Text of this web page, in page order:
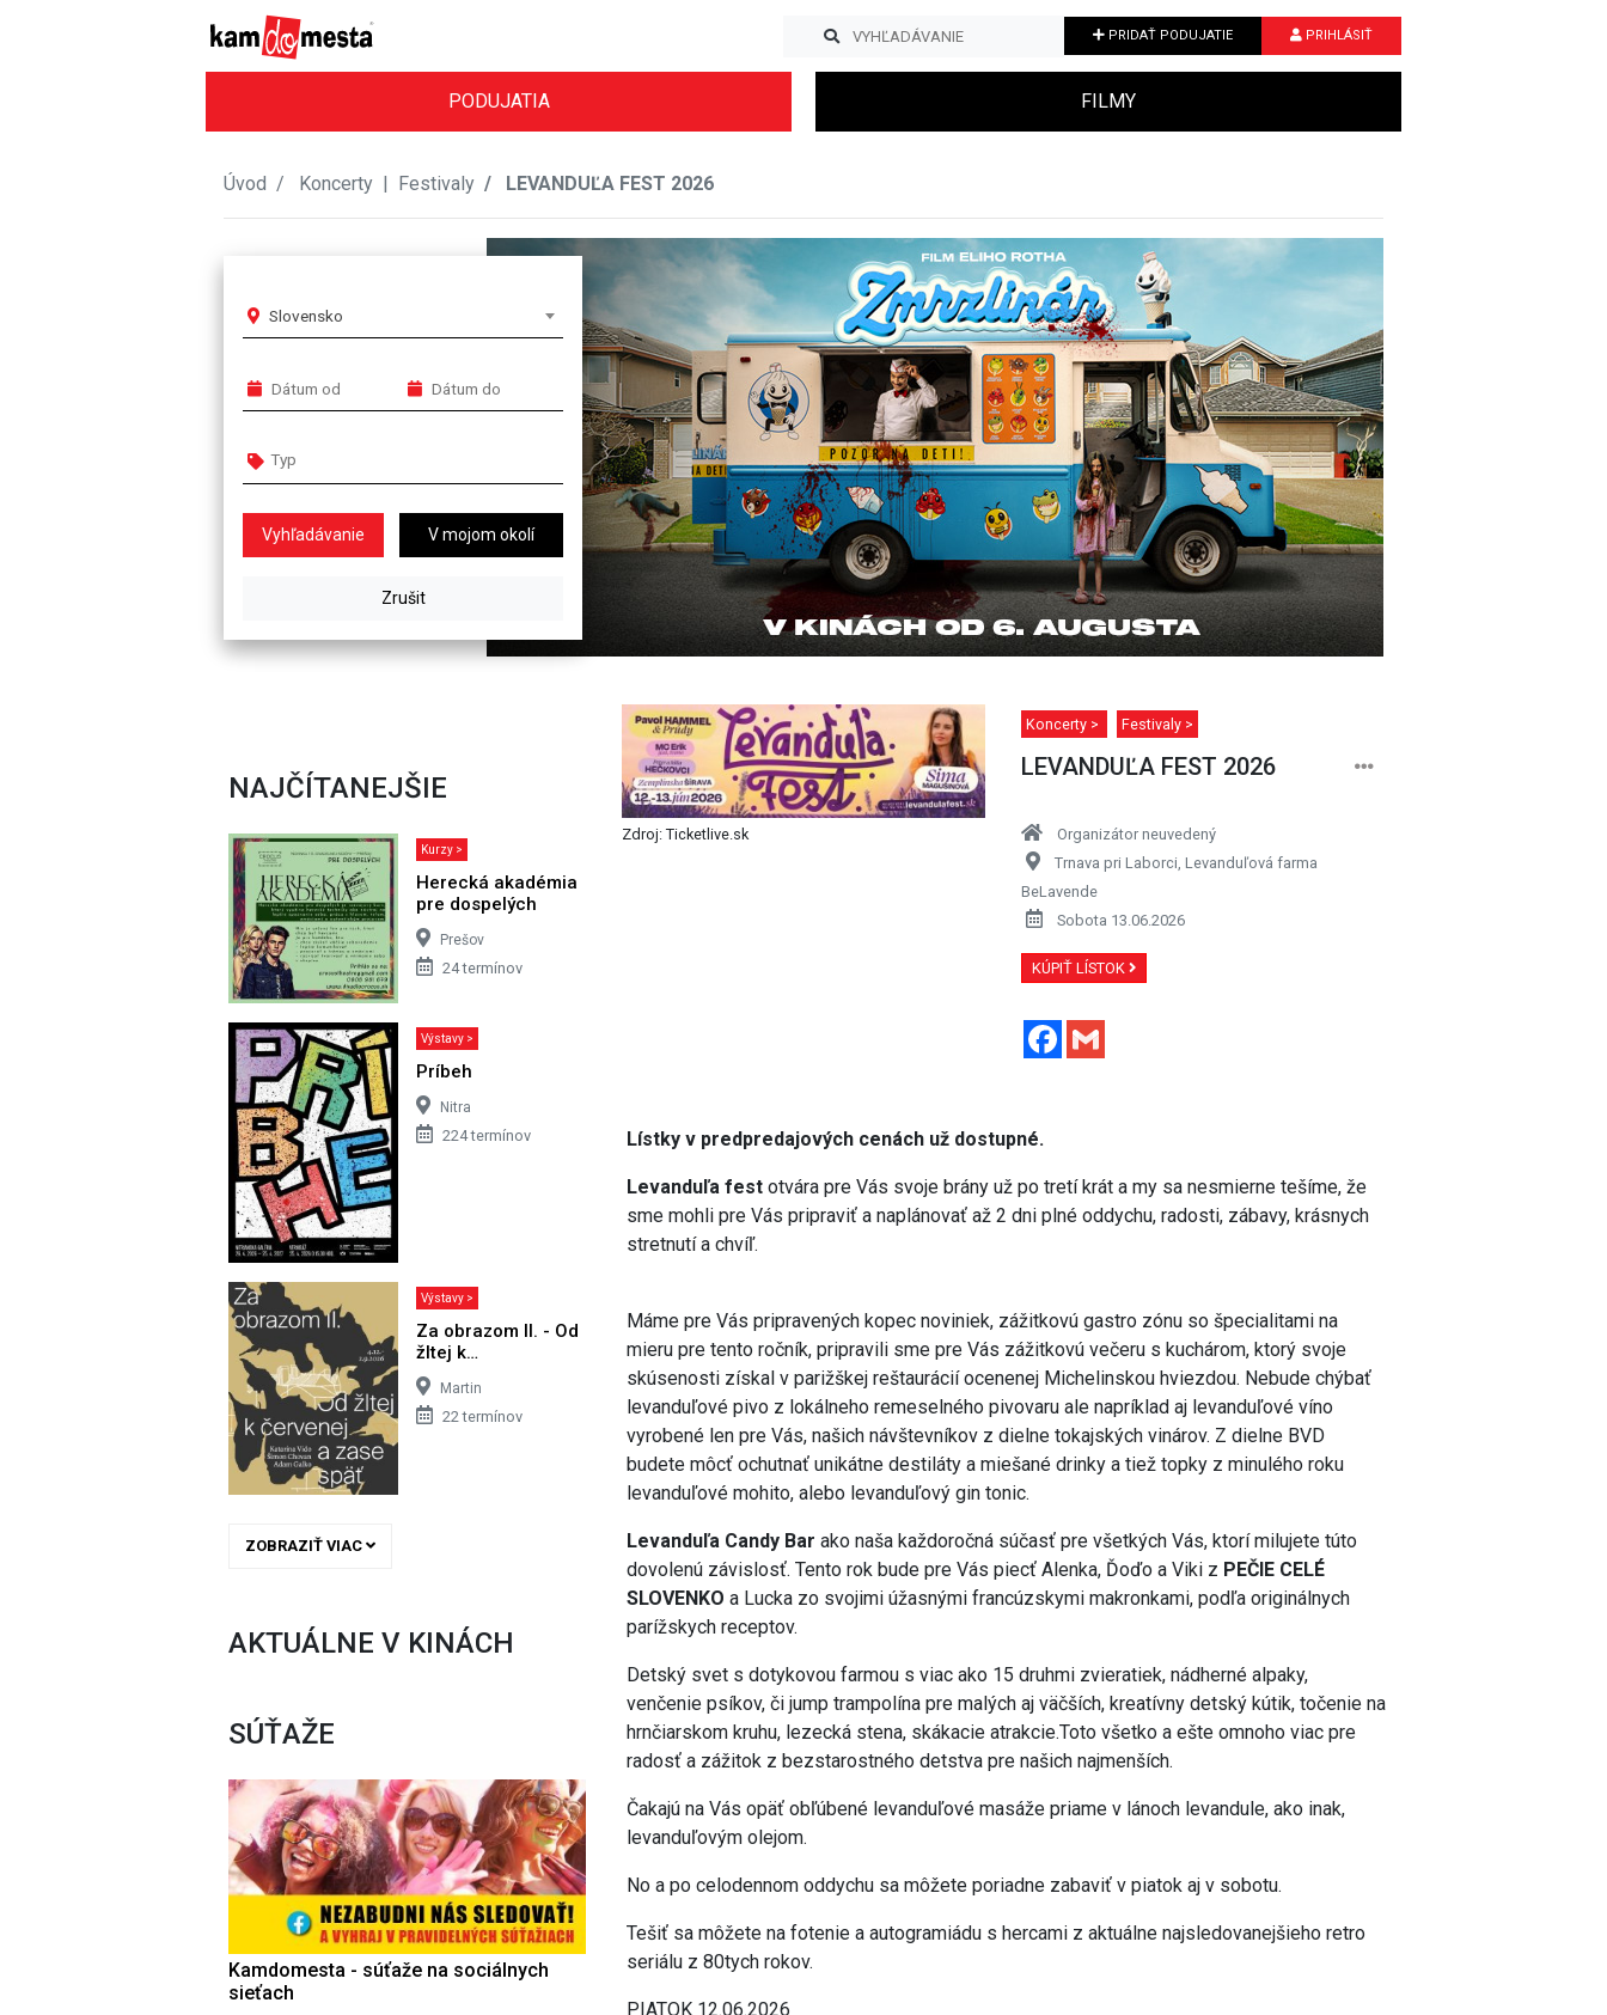
PRIDAŤ PODUJATIE PRIHLÁSIŤ
PODUJATIA FILMY
Úvod Koncerty | Festivaly LEVANDUĽA FEST 2026
Slovensko
V mojom okolí
Previous Next
NAJČÍTANEJŠIE
Kurzy >
Herecká akadémia
pre dospelých
Prešov
24 termínov
Výstavy >
Príbeh
Nitra
224 termínov
Výstavy >
Za obrazom II. - Od
žltej k…
Martin
22 termínov
ZOBRAZIŤ VIAC
AKTUÁLNE V KINÁCH
SÚŤAŽE
Kamdomesta - súťaže na sociálnych
sieťach
Zdroj: Ticketlive.sk
Koncerty > Festivaly >
LEVANDUĽA FEST 2026
Organizátor neuvedený
Trnava pri Laborci, Levanduľová farma
BeLavende
Sobota 13.06.2026
KÚPIŤ LÍSTOK
Facebook
Lístky v predpredajových cenách už dostupné.
Levanduľa fest otvára pre Vás svoje brány už po tretí krát a my sa nesmierne tešíme, že
sme mohli pre Vás pripraviť a naplánovať až 2 dni plné oddychu, radosti, zábavy, krásnych
stretnutí a chvíľ.
Máme pre Vás pripravených kopec noviniek, zážitkovú gastro zónu so špecialitami na
mieru pre tento ročník, pripravili sme pre Vás zážitkovú večeru s kuchárom, ktorý svoje
skúsenosti získal v parižškej reštaurácií ocenenej Michelinskou hviezdou. Nebude chýbať
levanduľové pivo z lokálneho remeselného pivovaru ale napríklad aj levanduľové víno
vyrobené len pre Vás, našich návštevníkov z dielne tokajských vinárov. Z dielne BVD
budete môcť ochutnať unikátne destiláty a miešané drinky a tiež topky z minulého roku
levanduľové mohito, alebo levanduľový gin tonic.
Levanduľa Candy Bar ako naša každoročná súčasť pre všetkých Vás, ktorí milujete túto
dovolenú závislosť. Tento rok bude pre Vás piecť Alenka, Ďoďo a Viki z PEČIE CELÉ
SLOVENKO a Lucka zo svojimi úžasnými francúzskymi makronkami, podľa originálnych
parížskych receptov.
Detský svet s dotykovou farmou s viac ako 15 druhmi zvieratiek, nádherné alpaky,
venčenie psíkov, či jump trampolína pre malých aj väčších, kreatívny detský kútik, točenie na
hrnčiarskom kruhu, lezecká stena, skákacie atrakcie.Toto všetko a ešte omnoho viac pre
radosť a zážitok z bezstarostného detstva pre našich najmenších.
Čakajú na Vás opäť obľúbené levanduľové masáže priame v lánoch levandule, ako inak,
levanduľovým olejom.
No a po celodennom oddychu sa môžete poriadne zabaviť v piatok aj v sobotu.
Tešiť sa môžete na fotenie a autogramiádu s hercami z aktuálne najsledovanejšieho retro
seriálu z 80tych rokov.
PIATOK 12.06.2026